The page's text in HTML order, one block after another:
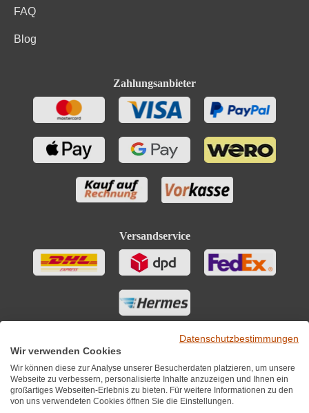
FAQ
Blog
Zahlungsanbieter
Versandservice
Datenschutzbestimmungen
Wir verwenden Cookies
Wir können diese zur Analyse unserer Besucherdaten platzieren, um unsere
Webseite zu verbessern, personalisierte Inhalte anzuzeigen und Ihnen ein
großartiges Webseiten-Erlebnis zu bieten. Für weitere Informationen zu den
von uns verwendeten Cookies öffnen Sie die Einstellungen.